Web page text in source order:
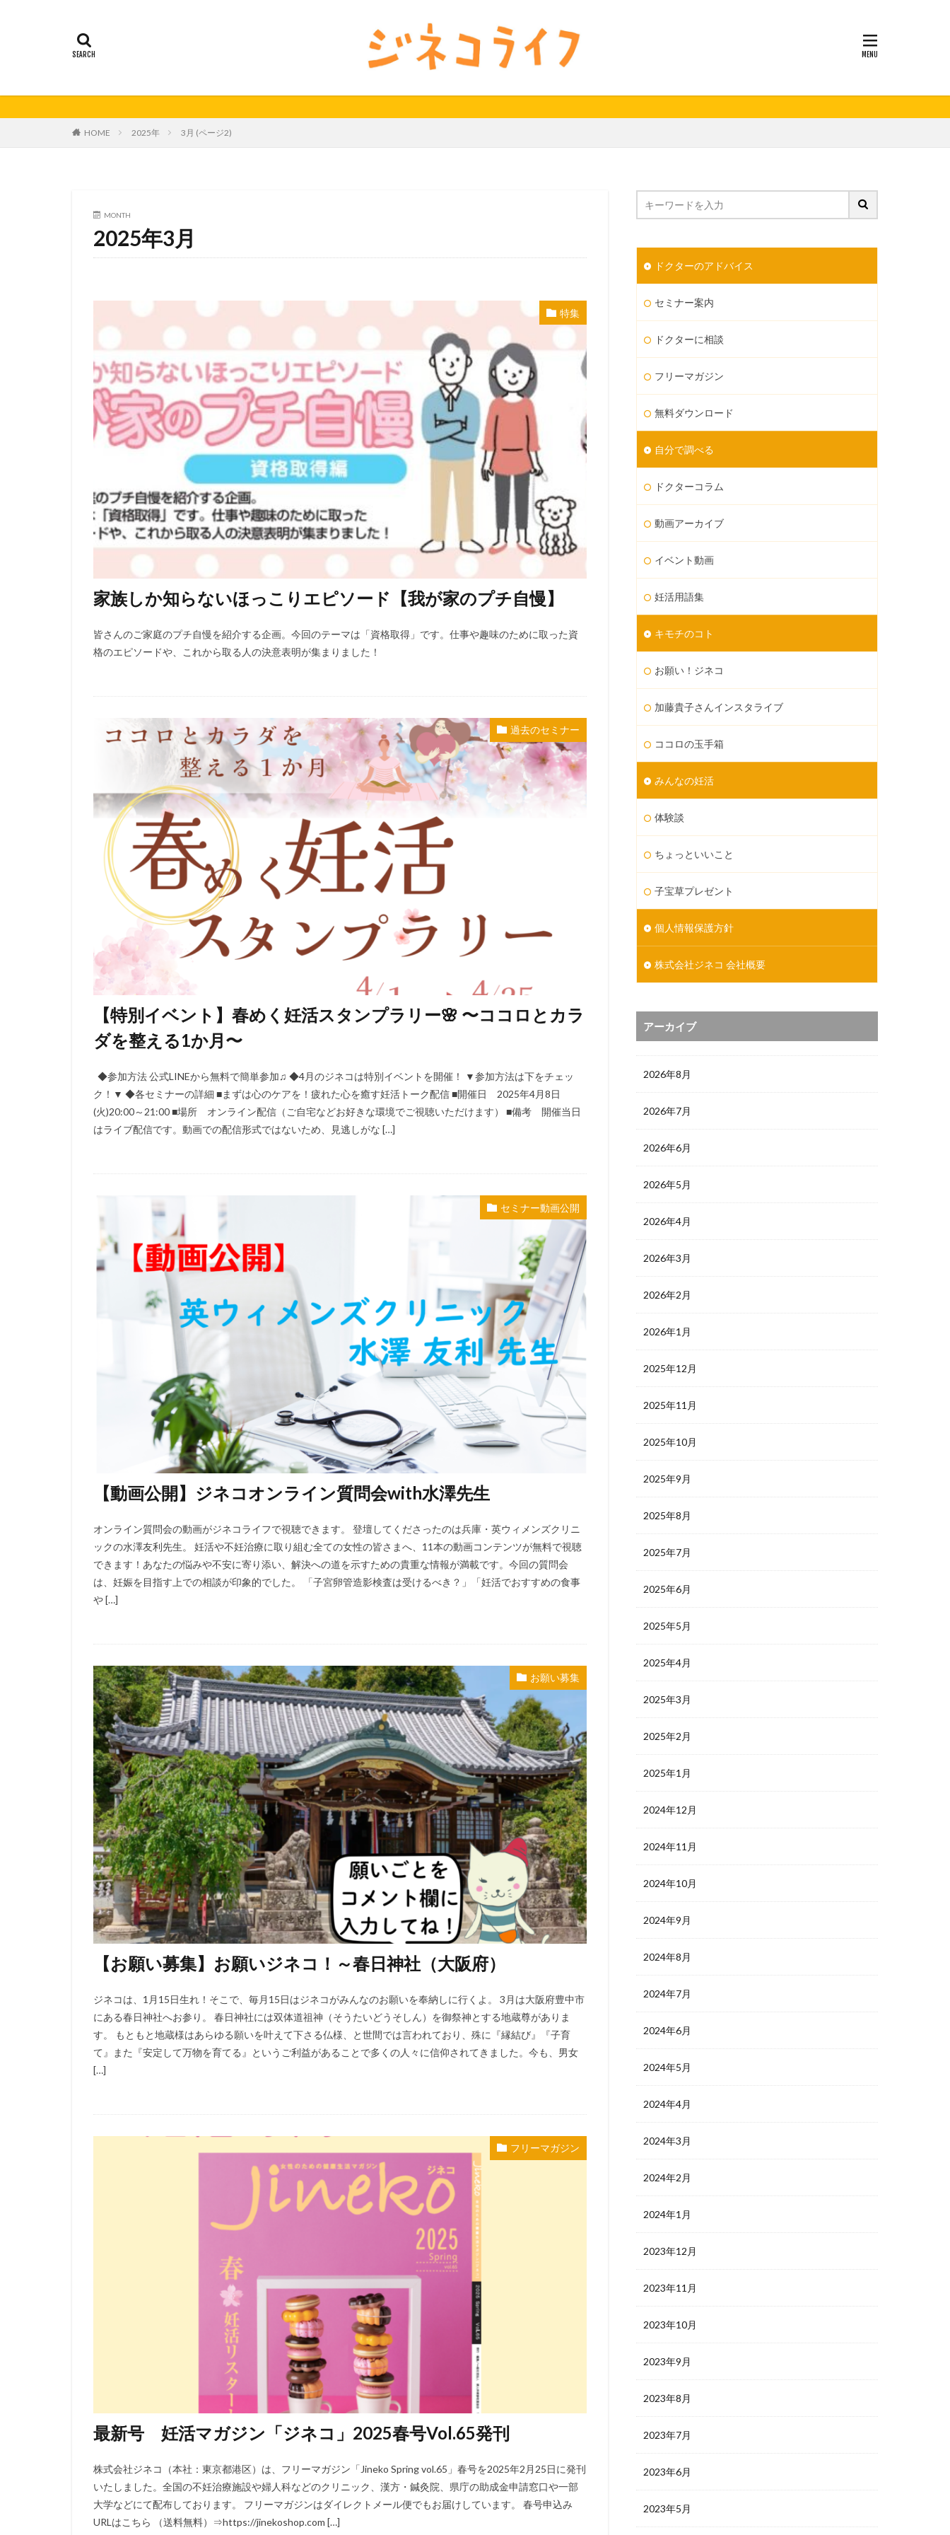
HOME 2025年 3月 (ページ2)
MONTH
2025年3月
特集
家族しか知らないほっこりエピソード【我が家のプチ自慢】
皆さんのご家庭のプチ自慢を紹介する企画。今回のテーマは「資格取得」です。仕事や趣味のために取った資
格のエピソードや、これから取る人の決意表明が集まりました！
過去のセミナー
【特別イベント】春めく妊活スタンプラリー🌸 〜ココロとカラ
ダを整える1か月〜
◆参加方法 公式LINEから無料で簡単参加♫ ◆4月のジネコは特別イベントを開催！ ▼参加方法は下をチェッ
ク！▼ ◆各セミナーの詳細 ■まずは心のケアを！疲れた心を癒す妊活トーク配信 ■開催日 2025年4月8日
(火)20:00～21:00 ■場所 オンライン配信（ご自宅などお好きな環境でご視聴いただけます） ■備考 開催当日
はライブ配信です。動画での配信形式ではないため、見逃しがな […]
セミナー動画公開
【動画公開】ジネコオンライン質問会with水澤先生
オンライン質問会の動画がジネコライフで視聴できます。 登壇してくださったのは兵庫・英ウィメンズクリニ
ックの水澤友利先生。 妊活や不妊治療に取り組む全ての女性の皆さまへ、11本の動画コンテンツが無料で視聴
できます！あなたの悩みや不安に寄り添い、解決への道を示すための貴重な情報が満載です。今回の質問会
は、妊娠を目指す上での相談が印象的でした。 「子宮卵管造影検査は受けるべき？」「妊活でおすすめの食事
や […]
お願い募集
【お願い募集】お願いジネコ！～春日神社（大阪府）
ジネコは、1月15日生れ！そこで、毎月15日はジネコがみんなのお願いを奉納しに行くよ。 3月は大阪府豊中市
にある春日神社へお参り。 春日神社には双体道祖神（そうたいどうそしん）を御祭神とする地蔵尊がありま
す。 もともと地蔵様はあらゆる願いを叶えて下さる仏様、と世間では言われており、殊に『縁結び』『子育
て』また『安定して万物を育てる』というご利益があることで多くの人々に信仰されてきました。今も、男女
[…]
フリーマガジン
最新号 妊活マガジン「ジネコ」2025春号Vol.65発刊
株式会社ジネコ（本社：東京都港区）は、フリーマガジン「Jineko Spring vol.65」春号を2025年2月25日に発刊
いたしました。全国の不妊治療施設や婦人科などのクリニック、漢方・鍼灸院、県庁の助成金申請窓口や一部
大学などにて配布しております。 フリーマガジンはダイレクトメール便でもお届けしています。 春号申込み
URLはこちら （送料無料）⇒https://jinekoshop.com […]
ドクターのアドバイス
セミナー案内
ドクターに相談
フリーマガジン
無料ダウンロード
自分で調べる
ドクターコラム
動画アーカイブ
イベント動画
妊活用語集
キモチのコト
お願い！ジネコ
加藤貴子さんインスタライブ
ココロの玉手箱
みんなの妊活
体験談
ちょっといいこと
子宝草プレゼント
個人情報保護方針
株式会社ジネコ 会社概要
アーカイブ
2026年8月
2026年7月
2026年6月
2026年5月
2026年4月
2026年3月
2026年2月
2026年1月
2025年12月
2025年11月
2025年10月
2025年9月
2025年8月
2025年7月
2025年6月
2025年5月
2025年4月
2025年3月
2025年2月
2025年1月
2024年12月
2024年11月
2024年10月
2024年9月
2024年8月
2024年7月
2024年6月
2024年5月
2024年4月
2024年3月
2024年2月
2024年1月
2023年12月
2023年11月
2023年10月
2023年9月
2023年8月
2023年7月
2023年6月
2023年5月
セミナー動画公開
無料妊活オンラインセミナー 男性不妊